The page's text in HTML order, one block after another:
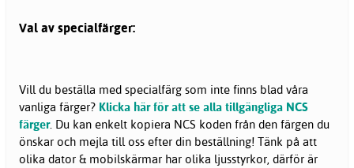
Val av specialfärger:
Vill du beställa med specialfärg som inte finns blad våra
vanliga färger? Klicka här för att se alla tillgängliga NCS
färger. Du kan enkelt kopiera NCS koden från den färgen du
önskar och mejla till oss efter din beställning! Tänk på att
olika dator & mobilskärmar har olika ljusstyrkor, därför är